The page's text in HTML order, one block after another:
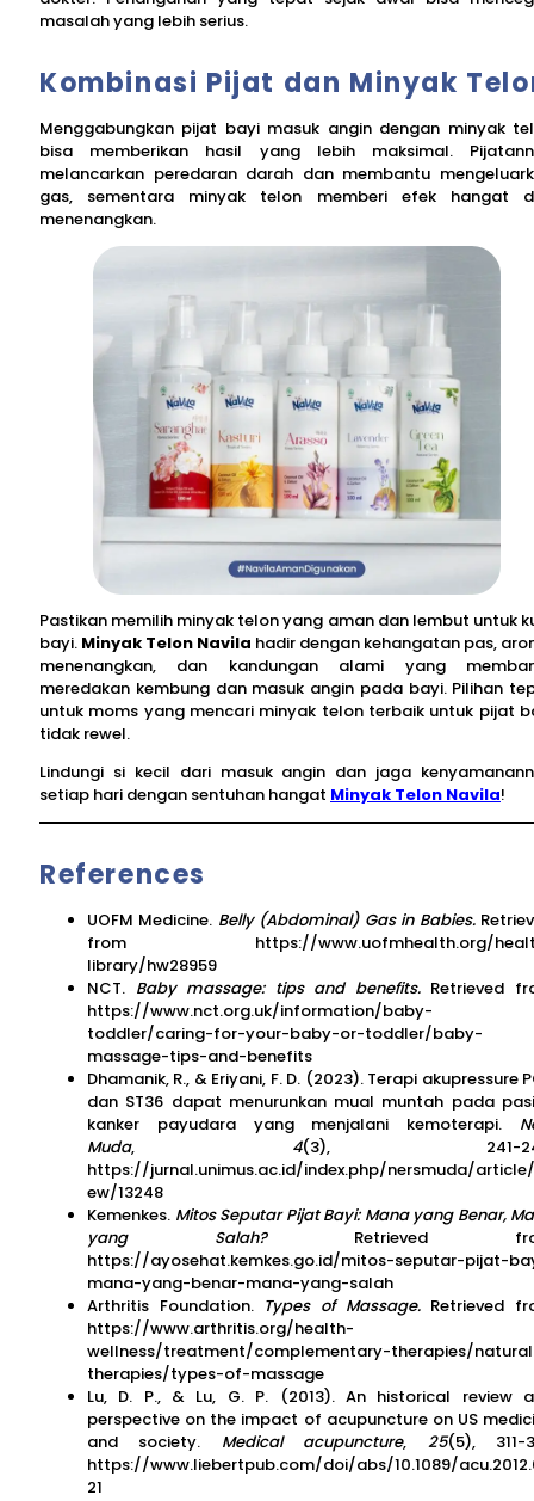
masalah yang lebih serius.
Kombinasi Pijat dan Minyak
Menggabungkan pijat bayi masuk angin dengan minyak
bisa memberikan hasil yang lebih maksimal.
melancarkan peredaran darah dan membantu
gas, sementara minyak telon memberi efek hangat
menenangkan.
Pastikan memilih minyak telon yang aman dan lembut untuk
bayi. Minyak Telon Navila hadir dengan kehangatan pas,
menenangkan, dan kandungan alami yang
meredakan kembung dan masuk angin pada bayi. Pilihan
untuk moms yang mencari minyak telon terbaik untuk pijat
tidak rewel.
Lindungi si kecil dari masuk angin dan jaga
setiap hari dengan sentuhan hangat Minyak Telon Navila!
References
UOFM Medicine. Belly (Abdominal) Gas in Babies.
from https://www.uofmhealth.org/
library/hw28959
NCT. Baby massage: tips and benefits. Retrieved
https://www.nct.org.uk/information/baby-
toddler/caring-for-your-baby-or-toddler/baby-
massage-tips-and-benefits
Dhamanik, R., & Eriyani, F. D. (2023). Terapi akupressure
dan ST36 dapat menurunkan mual muntah pada
kanker payudara yang menjalani kemoterapi.
Muda, 4(3), 241-
https://jurnal.unimus.ac.id/index.php/nersmuda/
ew/13248
Kemenkes. Mitos Seputar Pijat Bayi: Mana yang Benar,
yang Salah?Retrieved
https://ayosehat.kemkes.go.id/mitos-seputar-pijat-
mana-yang-benar-mana-yang-salah
Arthritis Foundation.Types of Massage.Retrieved
https://www.arthritis.org/health-
wellness/treatment/complementary-therapies/
therapies/types-of-massage
Lu, D. P., & Lu, G. P. (2013). An historical review
perspective on the impact of acupuncture on US
and society. Medical acupuncture, 25(5), 311-
https://www.liebertpub.com/doi/abs/10.1089/
21